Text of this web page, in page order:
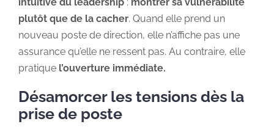
plutôt que de la cacher. Quand elle prend un
nouveau poste de direction, elle n’affiche pas une
assurance qu’elle ne ressent pas. Au contraire, elle
pratique l’ouverture immédiate.
Désamorcer les tensions dès la
prise de poste